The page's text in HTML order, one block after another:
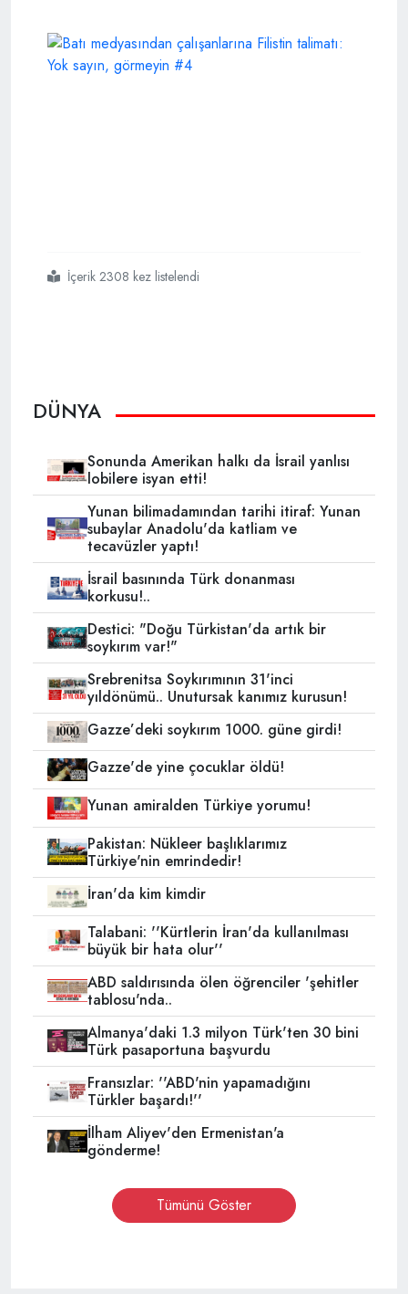
#batı
#medyasından
#çalışanlarına
#filistin
#talimatı
#yok
#sayın
#görmeyin
İçerik 2308 kez listelendi
DÜNYA
Sonunda Amerikan halkı da İsrail yanlısı
lobilere isyan etti!
Yunan bilimadamından tarihi itiraf: Yunan
subaylar Anadolu'da katliam ve
tecavüzler yaptı!
İsrail basınında Türk donanması
korkusu!..
Destici: "Doğu Türkistan'da artık bir
soykırım var!"
Srebrenitsa Soykırımının 31'inci
yıldönümü.. Unutursak kanımız kurusun!
Gazze’deki soykırım 1000. güne girdi!
Gazze'de yine çocuklar öldü!
Yunan amiralden Türkiye yorumu!
Pakistan: Nükleer başlıklarımız
Türkiye'nin emrindedir!
İran'da kim kimdir
Talabani: ''Kürtlerin İran'da kullanılması
büyük bir hata olur''
ABD saldırısında ölen öğrenciler 'şehitler
tablosu'nda..
Almanya'daki 1.3 milyon Türk'ten 30 bini
Türk pasaportuna başvurdu
Fransızlar: ''ABD'nin yapamadığını
Türkler başardı!''
İlham Aliyev'den Ermenistan'a
gönderme!
Tümünü Göster